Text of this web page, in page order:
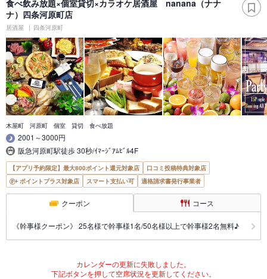
食べ飲み放題×個室貸切×カラオケ居酒屋 nanana（ナナ
ナ）四条河原町店
居酒屋 四条河原町
木屋町 河原町 個室 貸切 食べ放題
2001～3000円
阪急河原町駅徒歩 30秒/ｲﾏｰｼﾞｱﾑﾋﾞﾙ4F
【アプリ予約限定】最大800ポイント還元対象店
口コミ投稿特典対象店
ポイントプラス対象店
スマート支払い可 適格請求書発行事業者
クーポン コース
《幹事様クーポン》 25名様で幹事様1名/50名様以上で幹事様2名無料♪
カレンダーの更新に失敗しました。
下記ボタンを押して空席状況を更新してください。